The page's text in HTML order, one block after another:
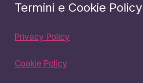
Termini e Cookie Policy
Privacy Policy
Cookie Policy